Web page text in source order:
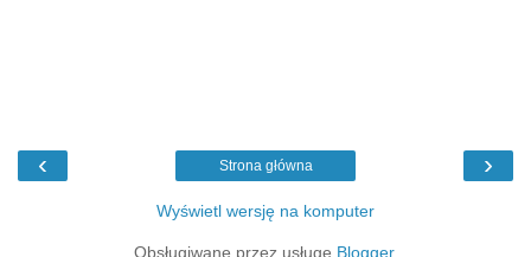
‹ ›
Strona główna
Wyświetl wersję na komputer
Obsługiwane przez usługę Blogger.